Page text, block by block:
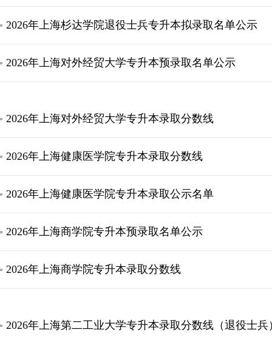
2026年上海杉达学院退役士兵专升本拟录取名单公示
2026年上海对外经贸大学专升本预录取名单公示
2026年上海对外经贸大学专升本录取分数线
2026年上海健康医学院专升本录取分数线
2026年上海健康医学院专升本录取公示名单
2026年上海商学院专升本预录取名单公示
2026年上海商学院专升本录取分数线
2026年上海第二工业大学专升本录取分数线（退役士兵